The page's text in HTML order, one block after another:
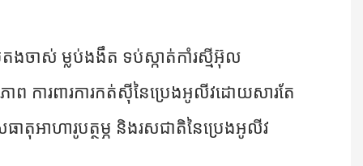
ងចាស់ ម្លប់ងងឹត ទប់ស្កាត់កាំរស្មីអ៊ុល
ាព ការពារការកត់សុីនៃប្រេងអូលីវដោយសារតែ
ធាតុអាហារូបត្ថម្ភ និងរសជាតិនៃប្រេងអូលីវ